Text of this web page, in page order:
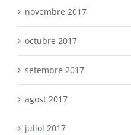
novembre 2017
octubre 2017
setembre 2017
agost 2017
juliol 2017